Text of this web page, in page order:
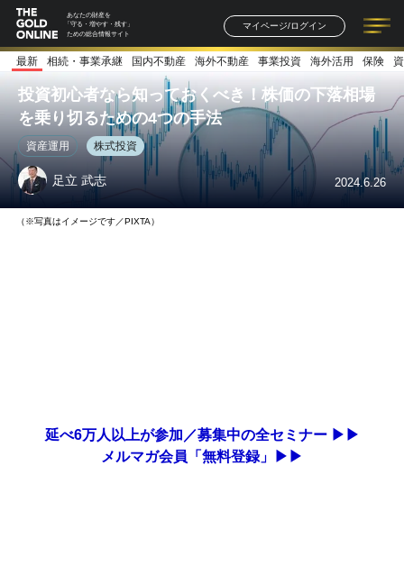
あなたの財産を
「守る・増やす・残す」
ための総合情報サイト
マイページ/ログイン
記事一覧 連載一覧
著者一覧 書籍一覧
最新 相続・事業承継 国内不動産 海外不動産 事業投資 海外活用 保険
投資初心者なら知っておくべき！株価の下落相場
を乗り切るための4つの手法
資産運用 株式投資
足立 武志 2024.6.26
（※写真はイメージです／PIXTA）
延べ6万人以上が参加／募集中の全セミナー ▶▶
メルマガ会員「無料登録」▶▶